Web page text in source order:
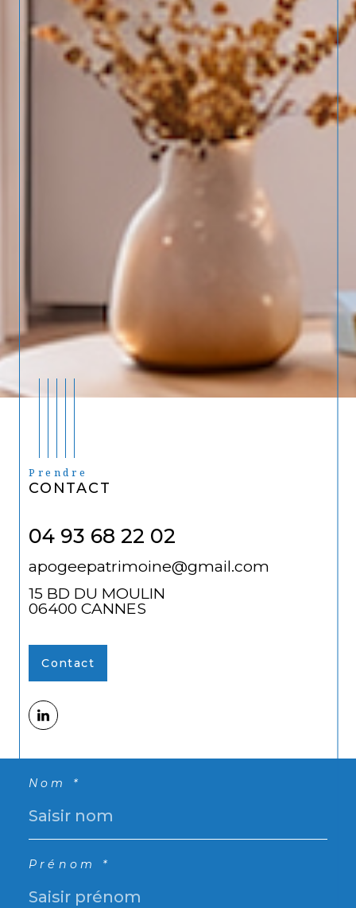
Nom *
Prénom *
Prendre
CONTACT
04 93 68 22 02
apogeepatrimoine@gmail.com
15 BD DU MOULIN
06400 CANNES
Contact